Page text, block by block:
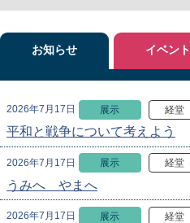
お知らせ
2026年7月17日 展示 経堂
平和と戦争について考えよう
2026年7月17日 展示 経堂
うみへ やまへ
2026年7月17日 展示 経堂
イベント